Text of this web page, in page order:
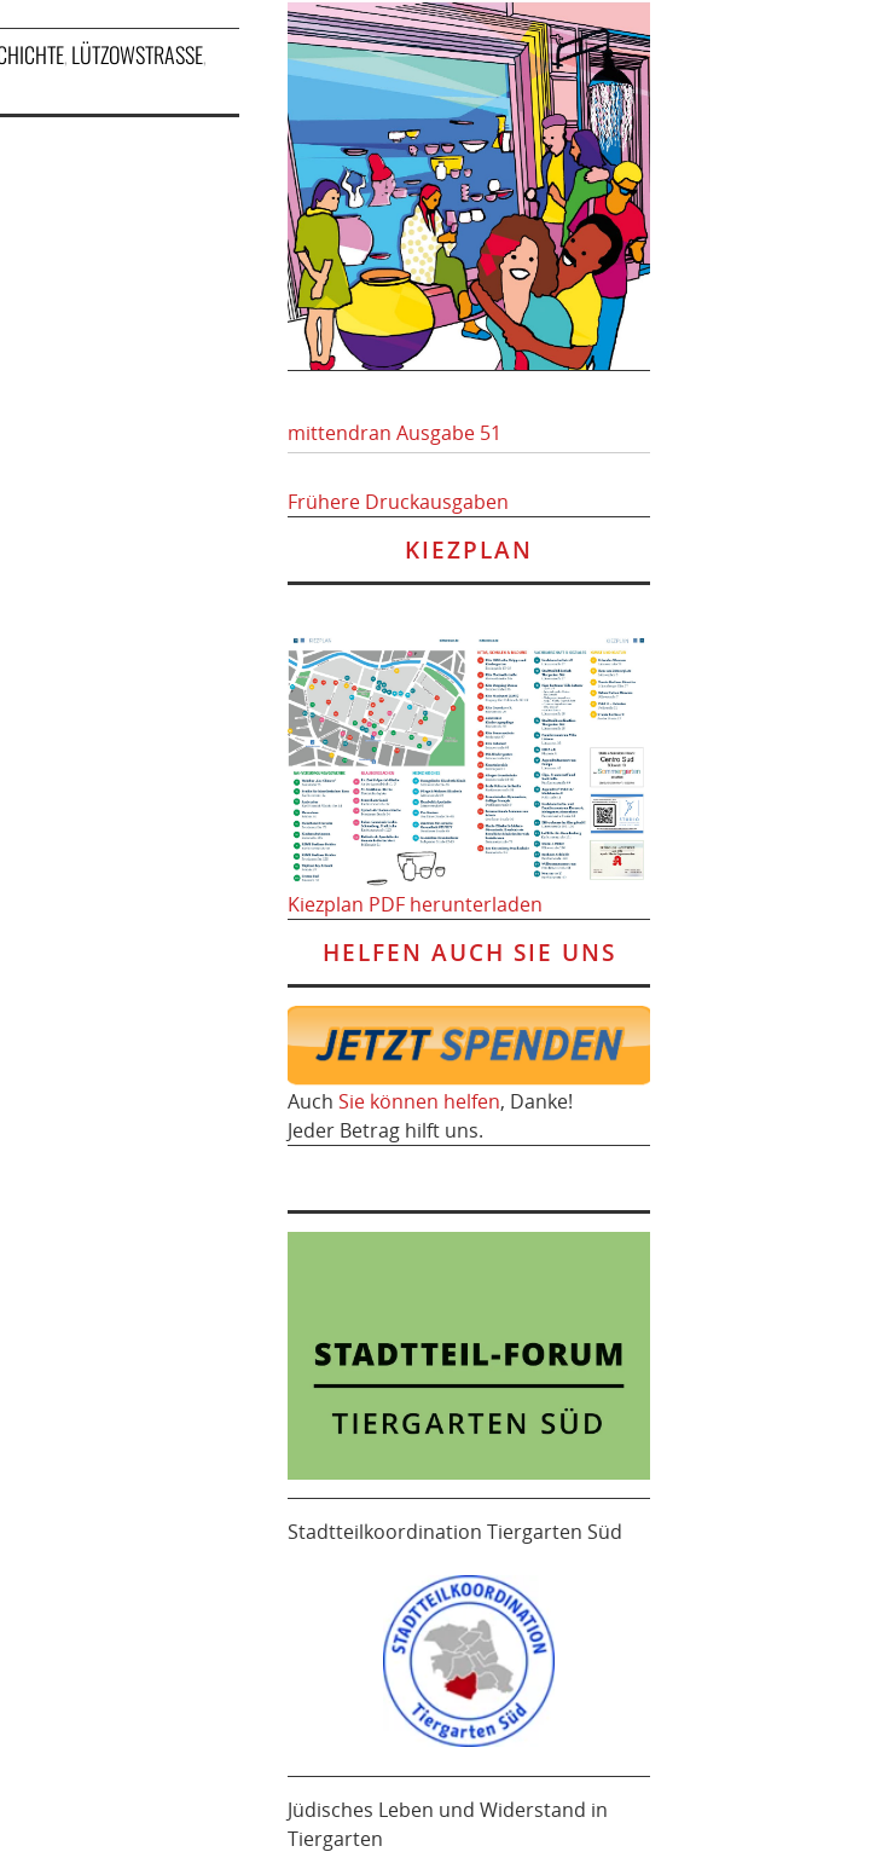
, LÜTZOWSTRASSE ,
mittendran Ausgabe 51
Frühere Druckausgaben
KIEZPLAN
Kiezplan PDF herunterladen
HELFEN AUCH SIE UNS
Auch Sie können helfen, Danke!
Jeder Betrag hilft uns.
Stadtteilkoordination Tiergarten Süd
Jüdisches Leben und Widerstand in
Tiergarten